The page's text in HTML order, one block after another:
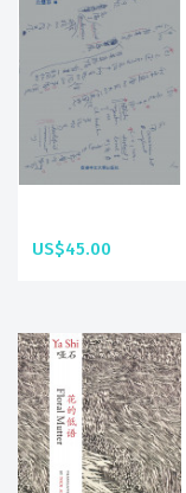
US$45.00